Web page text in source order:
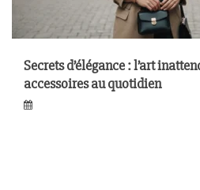
Secrets d’élégance : l’art
accessoires au quotidien